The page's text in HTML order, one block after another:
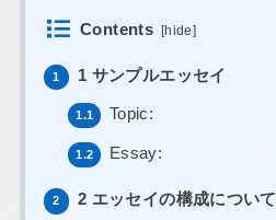
Contents [hide]
1 1 サンプルエッセイ
1.1 Topic:
1.2 Essay:
2 2 エッセイの構成について